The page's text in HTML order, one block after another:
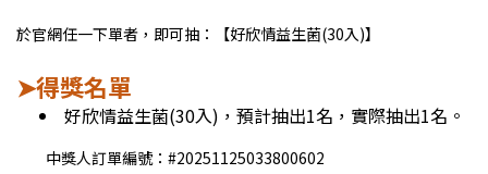
於官網任一下單者，即可抽：【好欣情益生菌(30入)】
➤得獎名單
好欣情益生菌(30入) ，預計抽出1名，實際抽出1名。
中獎人訂單編號：#20251125033800602